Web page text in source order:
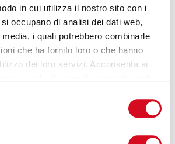
in cui utilizza il nostro sito con i
occupano di analisi dei dati web,
i quali potrebbero combinarle
che ha fornito loro o che hanno
dei loro servizi. Acconsenta ai